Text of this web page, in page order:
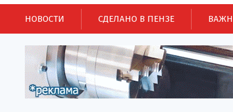
НОВОСТИ СДЕЛАНО В ПЕНЗЕ